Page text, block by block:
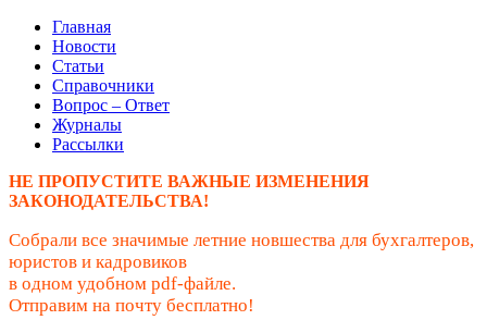
Главная
Новости
Статьи
Справочники
Вопрос – Ответ
Журналы
Рассылки
НЕ ПРОПУСТИТЕ ВАЖНЫЕ ИЗМЕНЕНИЯ
ЗАКОНОДАТЕЛЬСТВА!
Собрали все значимые летние новшества для бухгалтеров,
юристов и кадровиков
в одном удобном pdf-файле.
Отправим на почту бесплатно!